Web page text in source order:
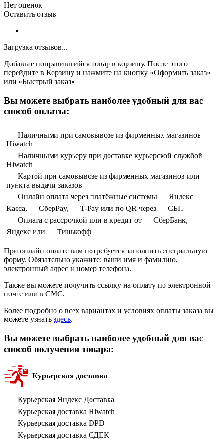
Нет оценок
Оставить отзыв
Загрузка отзывов...
Добавьте понравившийся товар в корзину. После этого
перейдите в Корзину и нажмите на кнопку «Оформить заказ»
или «Быстрый заказ»
Вы можете выбрать наиболее удобный для вас
способ оплаты:
Наличными при самовывозе из фирменных магазинов
Hiwatch
Наличными курьеру при доставке курьерской службой
Hiwatch
Картой при самовывозе из фирменных магазинов или
пункта выдачи заказов
Онлайн оплата через платёжные системы
Яндекс
Касса,
СберPay, T-Pay или по QR через
СБП
Оплата с рассрочкой или в кредит от
СберБанк,
Яндекс или
Тинькофф
При онлайн оплате вам потребуется заполнить специальную
форму. Обязательно укажите: ваши имя и фамилию,
электронный адрес и номер телефона.
Также вы можете получить ссылку на оплату по электронной
почте или в СМС.
Более подробно о всех вариантах и условиях оплаты заказа вы
можете узнать здесь.
Вы можете выбрать наиболее удобный для вас
способ получения товара:
Курьерская доставка
Курьерская Яндекс Доставка
Курьерская доставка Hiwatch
Курьерская доставка DPD
Курьерская доставка СДЕК